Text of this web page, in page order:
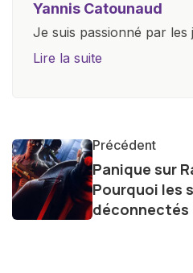
Yannis Catounaud
Je suis passionné par les
plus jeune âge. Mon
et bien d'autres gadgets
d'une curiosité insatiable,
dernières tendances et
avec enthousiasme mes
l'exploration constante
Lire la suite
Précédent
Panique sur
Pourquoi les
déconnectés